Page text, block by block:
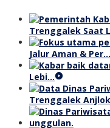
Trenggalek Saat
Jalur Aman & Per…
Lebi…
Trenggalek Anjlok